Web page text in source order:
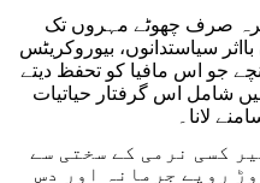
صرف چھوٹے مہروں تک
سیاستدانوں، بیوروکریٹس
جو اس مافیا کو تحفظ دیتے
شامل اس گرفتار حیاتیات
لانا۔
کسی نرمی کے سختی سے
روپے جرمانہ اور دس